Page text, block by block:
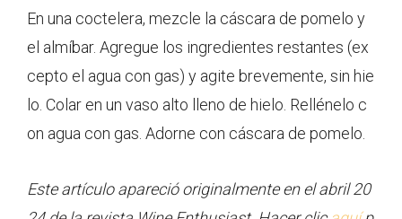
En una coctelera, mezcle la cáscara de pomelo y
el almíbar. Agregue los ingredientes restantes (ex
cepto el agua con gas) y agite brevemente, sin hie
lo. Colar en un vaso alto lleno de hielo. Rellénelo c
on agua con gas. Adorne con cáscara de pomelo.
Este artículo apareció originalmente en el abril 20